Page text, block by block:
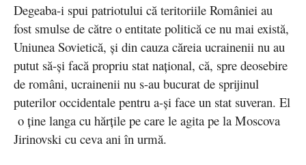
Degeaba-i spui patriotului că teritoriile României au
fost smulse de către o entitate politică ce nu mai există,
Uniunea Sovietică, și din cauza căreia ucrainenii nu au
putut să-și facă propriu stat național, că, spre deosebire
de români, ucrainenii nu s-au bucurat de sprijinul
puterilor occidentale pentru a-și face un stat suveran. El
o ține langa cu hărțile pe care le agita pe la Moscova
Jirinovski cu ceva ani în urmă.